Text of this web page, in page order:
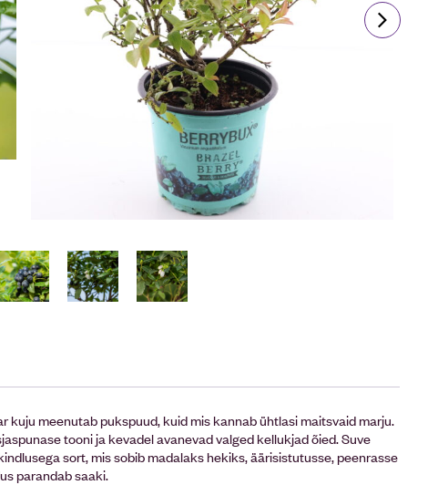
kuju meenutab pukspuud, kuid mis kannab ühtlasi maitsvaid marju.
tooni ja kevadel avanevad valged kellukjad õied. Suve
sort, mis sobib madalaks hekiks, äärisistutusse, peenrasse
parandab saaki.